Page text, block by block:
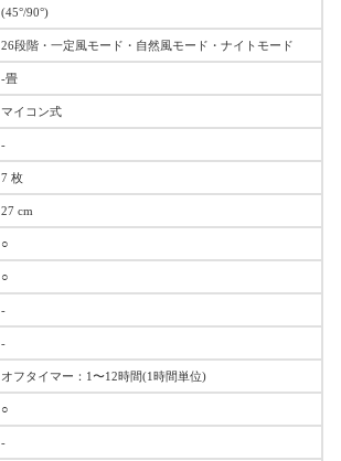
(45°/90°)
26段階・一定風モード・自然風モード・ナイトモード
-畳
マイコン式
-
7 枚
27 cm
○
○
-
-
オフタイマー：1〜12時間(1時間単位)
○
-